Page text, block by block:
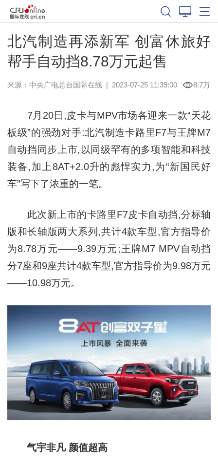
北汽制造再添新军 创富休旅好
帮手自动挡8.78万元起售
来源： 中央广电总台国际在线| 2023-07-25 11:39:00 8.7万
7月20日,皮卡与MPV市场各迎来一款“天花
板级”的强劲对手:北汽制造卡路里F7与王牌M7
自动挡同步上市,以同级罕有的多项智能和科技
装备,加上8AT+2.0升的彪悍实力,为“新国民好
车”写下了浓重的一笔。
此次新上市的卡路里F7皮卡自动挡,分标轴
版和长轴版两大系列,共计4款车型,官方指导价
为8.78万元——9.39万元;王牌M7 MPV自动挡
分7座和9座共计4款车型,官方指导价为9.98万元
——10.98万元。
气宇非凡 颜值超高